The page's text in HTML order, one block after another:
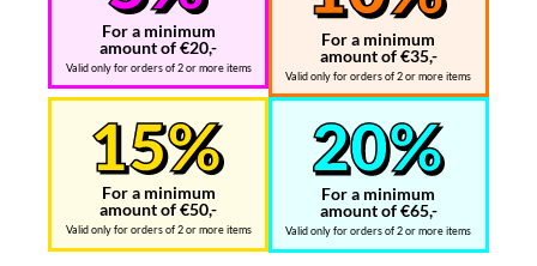
For a minimum
amount of €20,-
Valid only for orders of 2 or more items
For a minimum
amount of €35,-
Valid only for orders of 2 or more items
For a minimum
amount of €50,-
Valid only for orders of 2 or more items
For a minimum
amount of €65,-
Valid only for orders of 2 or more items